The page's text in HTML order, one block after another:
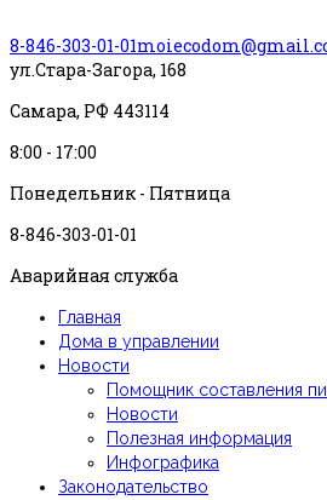
8-846-303-01-01
ул.Стара-Загора, 168
Самара, РФ 443114
8:00 - 17:00
Понедельник - Пятница
8-846-303-01-01
Аварийная служба
Главная
Дома в управлении
Новости
Помощник составления
Новости
Полезная информация
Инфографика
Законодательство